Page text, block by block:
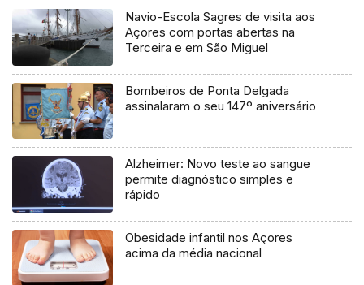
Navio-Escola Sagres de visita aos
Açores com portas abertas na
Terceira e em São Miguel
Bombeiros de Ponta Delgada
assinalaram o seu 147º aniversário
Alzheimer: Novo teste ao sangue
permite diagnóstico simples e
rápido
Obesidade infantil nos Açores
acima da média nacional